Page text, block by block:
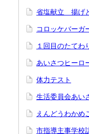
省塩献立 揚げ
コロッケバーガ
１回目のたてわ
あいさつヒーロ
体力テスト
生活委員会あい
えんどうわかめ
市指導主事学校